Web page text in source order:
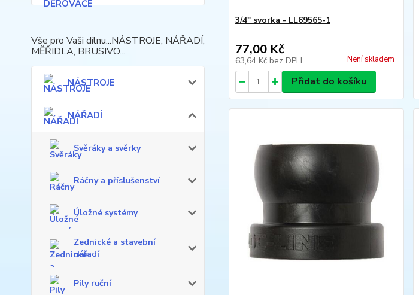
Vše pro Vaši dílnu...NÁSTROJE, NÁŘADÍ,
MĚŘIDLA, BRUSIVO...
NÁSTROJE
NÁŘADÍ
Svěráky a svěrky
Ráčny a příslušenství
Úložné systémy
Zednické a stavební
nářadí
Pily ruční
3/4" svorka - LL69565-1
77,00 Kč
63,64 Kč bez DPH Není skladem
Přidat do košíku